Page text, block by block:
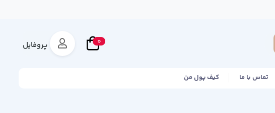
0 پروفایل
تماس با ما کیف پول من